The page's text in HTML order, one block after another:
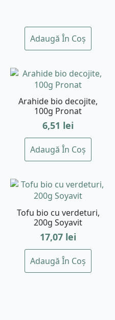
Adaugă În Coș
Arahide bio decojite,
100g Pronat
6,51 lei
Adaugă În Coș
Tofu bio cu verdeturi,
200g Soyavit
17,07 lei
Adaugă În Coș